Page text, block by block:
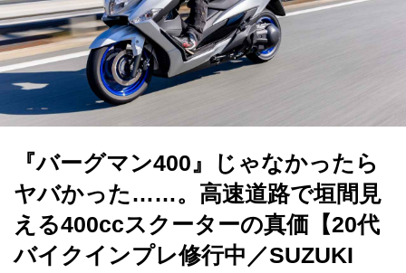
『バーグマン400』じゃなかったら
ヤバかった……。高速道路で垣間見
える400ccスクーターの真価【20代
バイクインプレ修行中／SUZUKI